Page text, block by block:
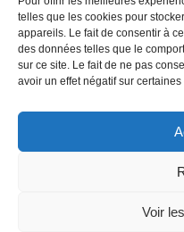
telles que les cookies pour
appareils. Le fait de consentir à
des données telles que le
sur ce site. Le fait de ne pas
avoir un effet négatif sur
Voir
Hypnothérapeutes Suisse
Hypnothérapeutes Pays-
Hypnothérapeutes Espagne
Hypnothérapeutes Egypte
Hypnothérapeutes